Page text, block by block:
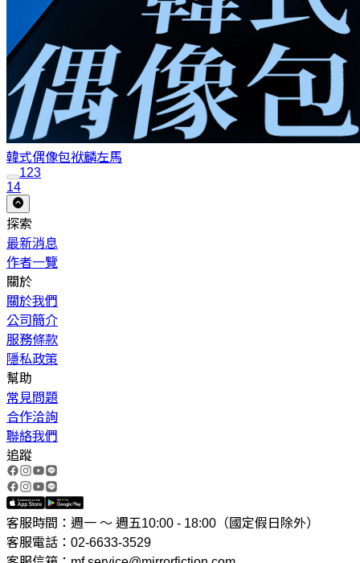
韓式偶像包袱麟左馬
123
14
探索
最新消息
作者一覽
關於
關於我們
公司簡介
服務條款
隱私政策
幫助
常見問題
合作洽詢
聯絡我們
追蹤
客服時間：週一 ～ 週五10:00 - 18:00（國定假日除外）
客服電話：02-6633-3529